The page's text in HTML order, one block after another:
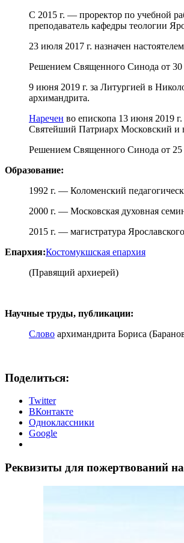
С 2015 г. — проректор по учебной
преподаватель кафедры теологии
23 июля 2017 г. назначен
Решением Священного Синода от 30
9 июня 2019 г. за Литургией в
архимандрита.
Наречен во епископа 13 июня 2019
Святейший Патриарх Московский и
Решением Священного Синода от 25
Образование:
1992 г. — Коломенский
2000 г. — Московская духовная
2015 г. — магистратура
Епархия:Костомукшская епархия
(Правящий архиерей)
Научные труды, публикации:
Слово архимандрита Бориса
Поделиться:
Twitter
ВКонтакте
Одноклассники
Google
Реквизиты для пожертвований